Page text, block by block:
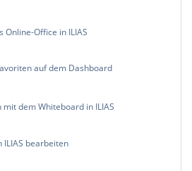
Office in ILIAS
auf dem Dashboard
dem Whiteboard in ILIAS
ILIAS bearbeiten